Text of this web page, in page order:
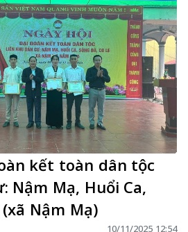
kết toàn dân tộc
Nậm Mạ, Huổi Ca,
Nậm Mạ)
10/11/2025 12:54